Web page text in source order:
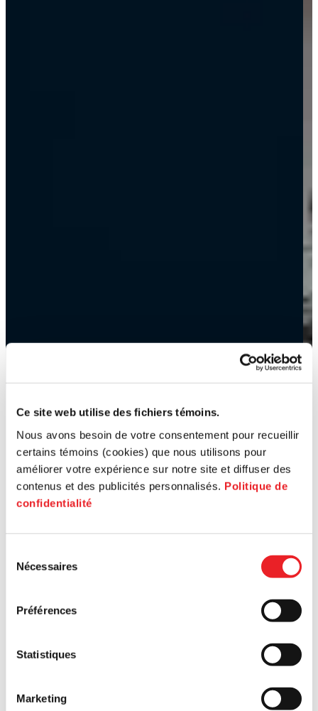
Ce site web utilise des fichiers témoins.
Nous avons besoin de votre consentement pour recueillir
certains témoins (cookies) que nous utilisons pour
améliorer votre expérience sur notre site et diffuser des
contenus et des publicités personnalisés. Politique de
confidentialité
Nécessaires
Préférences
Statistiques
Marketing